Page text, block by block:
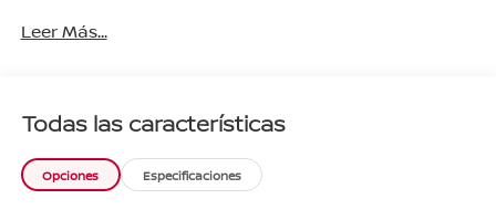
frontales para conductor y copiloto * Sistema ISOFIX
neumáticos Confort y Conectividad * Pantalla táctil
de 8” con Apple CarPlay AND Android Auto
inalámbrico * Control crucero con regulador de
Leer Más...
Todas las características
Opciones Especificaciones